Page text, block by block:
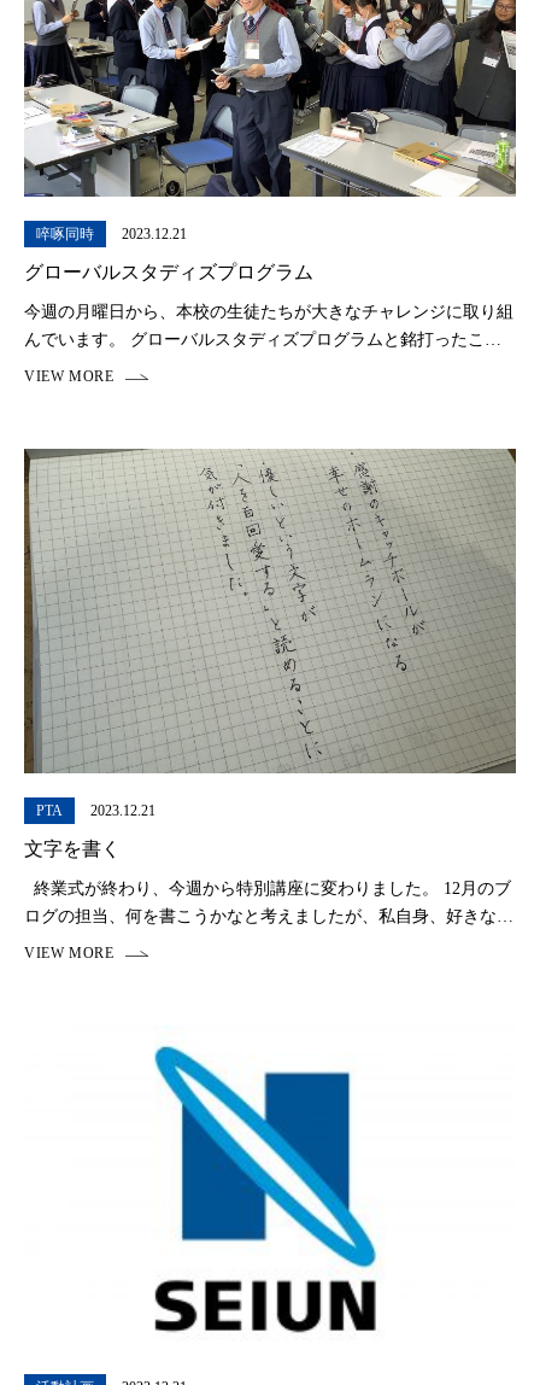
啐啄同時 2023.12.21
グローバルスタディズプログラム
今週の月曜日から、本校の生徒たちが大きなチャレンジに取り組
んでいます。 グローバルスタディズプログラムと銘打ったこの
取り組みは 少人数のグループごとに分かれて、丸５日間、英語
PTA 2023.12.21
文字を書く
終業式が終わり、今週から特別講座に変わりました。 12月のブ
ログの担当、何を書こうかなと考えましたが、私自身、好きな言
葉を探しては万年筆を使って数分書く時間を時々作っていてとて